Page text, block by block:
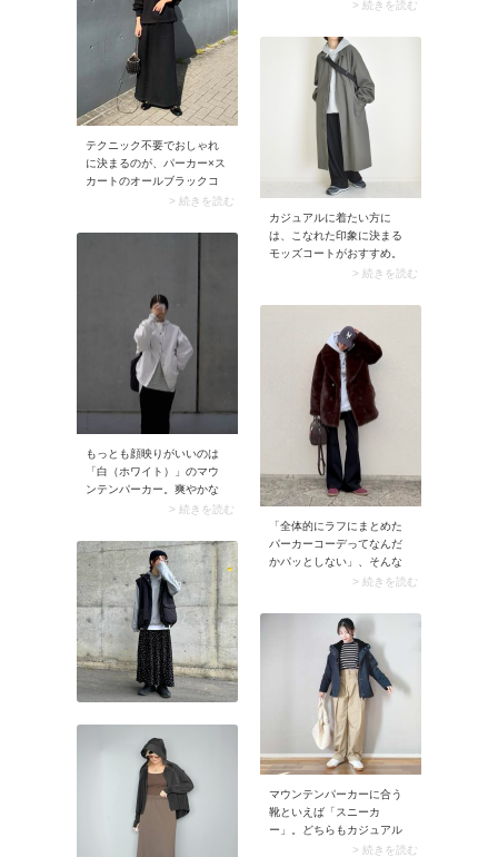
買い替えないアイテムでは
勤にも取り入れられるよ
う、ハリや光沢のある素材
など生地感重視で選んでみ
るのがおすすめ。フェミニ
ンなロングワンピースにも
馴染ませやすくなります
> 続きを読む
テクニック不要でおしゃれ
に決まるのが、パーカー×ス
カートのオールブラックコ
ーデ。全身を黒で統一する
カーが大人っぽく印象チェ
> 続きを読む
カジュアルに着たい方に
は、こなれた印象に決まる
モッズコートがおすすめ。
ナイロン素材なら軽量で持
あるものを選べば天候が不
安定な春に大活躍。しかも
パンツからスカート・ワン
ピースと幅広いアイテムに
マッチ。きれいめ派さんな
らセンタープレスパンツや
ローファーを合わせて大人
顔に。モッズコートをハズ
しとして取り入れるとコー
デに抜け感が生まれます
よ。色選びはベージュやホ
ワイト、ネイビーのほか、
黄みを抑えたオリーブ寄り
のカーキも大人向き。ミリ
タリーな雰囲気がスタイリ
くれますよ。ブランドはモ
「HYKE（ハイク）」や、ユ
ニセックスなムードで着ら
れる「DANTON（ダント
「BEAUTY&YOUTH
UNITED ARROWS（ビュー
ティーアンドユースユナイ
テッドアロー）」、「ADAM
ET ROPE’（アダムエロ
ペ）」などのセレクトショ
ップがおすすめ。
> 続きを読む
もっとも顔映りがいいのは
「白（ホワイト）」のマウ
ンテンパーカー。爽やかな
色にはクリーンな雰囲気が
なしに。特に黒い服に映え
るので、40代が取り入れや
すいですよ。
> 続きを読む
「全体的にラフにまとめた
パーカーコーデってなんだ
かパッとしない」、そんな
ときは上質なアウターを羽
ルが華やかなファーコート
など、起毛感のあるアウタ
ーなら上品さもプラスでき
ますよ。起毛素材ではなく
とも、カシミアブレンドな
ど風合いがリッチなコート
もおすすめ。
> 続きを読む
マウンテンパーカーに合う
靴といえば「スニーカ
ー」。どちらもカジュアル
な雰囲気があるので、コー
> 続きを読む